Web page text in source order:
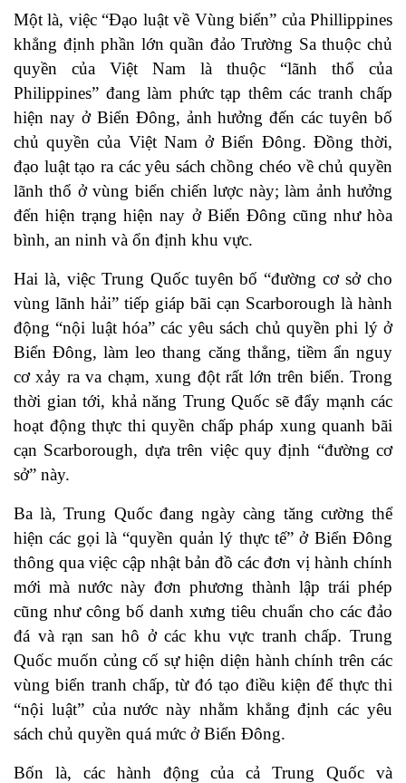
Một là, việc “Đạo luật về Vùng biển” của Phillippines
khẳng định phần lớn quần đảo Trường Sa thuộc chủ
quyền của Việt Nam là thuộc “lãnh thổ của
Philippines” đang làm phức tạp thêm các tranh chấp
hiện nay ở Biển Đông, ảnh hưởng đến các tuyên bố
chủ quyền của Việt Nam ở Biển Đông. Đồng thời,
đạo luật tạo ra các yêu sách chồng chéo về chủ quyền
lãnh thổ ở vùng biển chiến lược này; làm ảnh hưởng
đến hiện trạng hiện nay ở Biển Đông cũng như hòa
bình, an ninh và ổn định khu vực.
Hai là, việc Trung Quốc tuyên bố “đường cơ sở cho
vùng lãnh hải” tiếp giáp bãi cạn Scarborough là hành
động “nội luật hóa” các yêu sách chủ quyền phi lý ở
Biển Đông, làm leo thang căng thẳng, tiềm ẩn nguy
cơ xảy ra va chạm, xung đột rất lớn trên biển. Trong
thời gian tới, khả năng Trung Quốc sẽ đẩy mạnh các
hoạt động thực thi quyền chấp pháp xung quanh bãi
cạn Scarborough, dựa trên việc quy định “đường cơ
sở” này.
Ba là, Trung Quốc đang ngày càng tăng cường thể
hiện các gọi là “quyền quản lý thực tế” ở Biển Đông
thông qua việc cập nhật bản đồ các đơn vị hành chính
mới mà nước này đơn phương thành lập trái phép
cũng như công bố danh xưng tiêu chuẩn cho các đảo
đá và rạn san hô ở các khu vực tranh chấp. Trung
Quốc muốn củng cố sự hiện diện hành chính trên các
vùng biển tranh chấp, từ đó tạo điều kiện để thực thi
“nội luật” của nước này nhằm khẳng định các yêu
sách chủ quyền quá mức ở Biển Đông.
Bốn là, các hành động của cả Trung Quốc và